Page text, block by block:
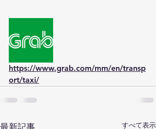
https://www.grab.com/mm/en/transp
ort/taxi/
すべて表示